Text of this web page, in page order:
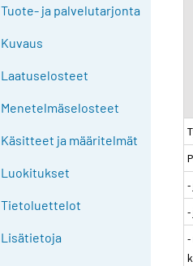
Tuote- ja palvelutarjonta
Kuvaus
Laatuselosteet
Menetelmäselosteet
Käsitteet ja määritelmät
Luokitukset
Tietoluettelot
Lisätietoja